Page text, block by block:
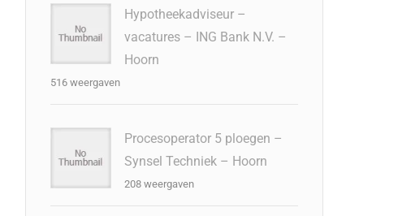
Hypotheekadviseur –
vacatures – ING Bank N.V. –
Hoorn
516 weergaven
Procesoperator 5 ploegen –
Synsel Techniek – Hoorn
208 weergaven